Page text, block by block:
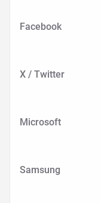
Facebook
X / Twitter
Microsoft
Samsung